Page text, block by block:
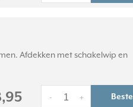
Afdekken met schakelwip en
+
- Bestel